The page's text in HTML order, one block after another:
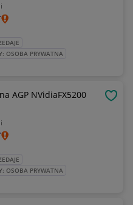
OSOBA PRYWATNA
AGP NVidiaFX5200
OSOBA PRYWATNA